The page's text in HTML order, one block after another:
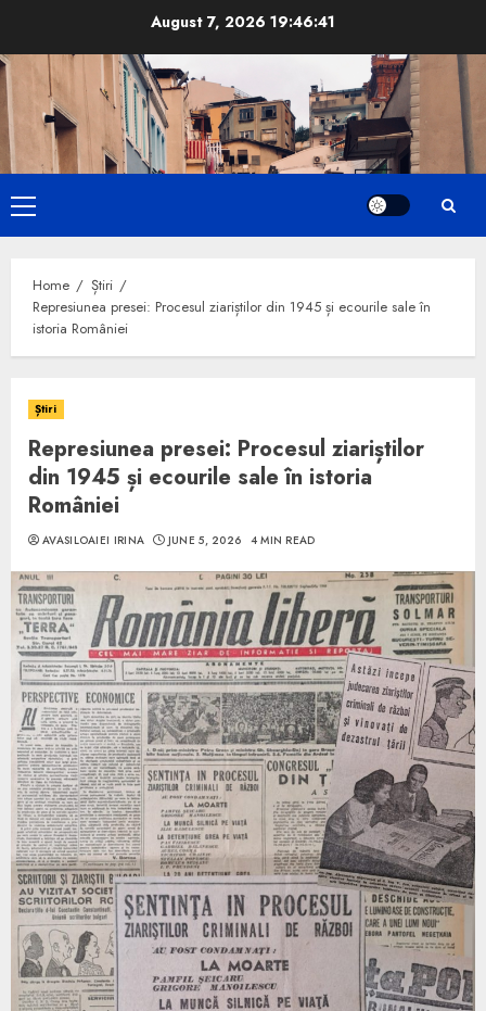
content
August 7, 2026 19:46:42
Primary
Menu
Home
Știri
Represiunea presei: Procesul ziariștilor din 1945 și ecourile sale în
istoria României
Știri
Represiunea presei: Procesul ziariștilor
din 1945 și ecourile sale în istoria
României
AVASILOAIEI IRINA JUNE 5, 2026 4 MIN READ